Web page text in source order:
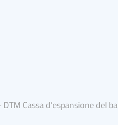
DTM Cassa d’espansione del